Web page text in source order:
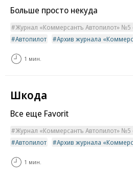
Больше просто некуда
Журнал «Коммерсантъ Автопилот» №5
Автопилот
Архив журнала
1 мин.
Шкода
Все еще Favorit
Журнал «Коммерсантъ Автопилот» №5
Автопилот
Архив журнала
1 мин.